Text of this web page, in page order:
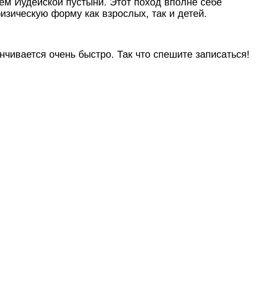
форму как взрослых, так и детей.
очень быстро. Так что спешите записаться!